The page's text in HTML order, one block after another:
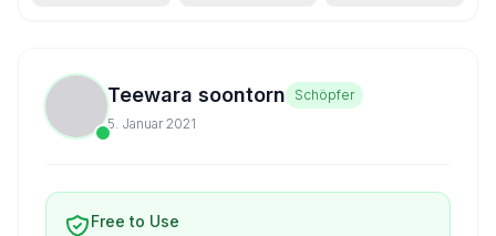
Teewara soontorn
Schöpfer
5. Januar 2021
Free to Use